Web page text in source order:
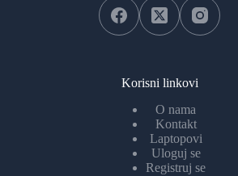
Korisni linkovi
O nama
Kontakt
Laptopovi
Uloguj se
Registruj se